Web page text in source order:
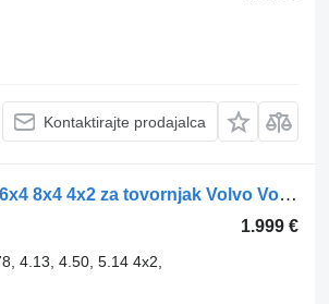
Kontaktirajte prodajalca
Zadnji most Volvo RTS2370 RTS2370A RTS2370B MS15 6x4 8x4 4x2 za tovornjak Volvo Volvo FM FMX FH FH4 FM9 FM12 FM10 FH12 FH13 FH16 6x4 8x4 4x2
1.999 €
4.13, 4.50, 5.14 4x2,